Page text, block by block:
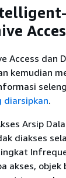
Access dan
kemudian
diarsipkan.
Arsip
diakses
akses, objek